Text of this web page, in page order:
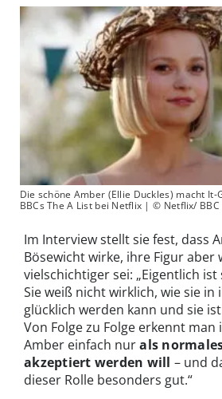
Die schöne Amber (Ellie Duckles) macht
BBCs The A List bei Netflix | © Netflix/ BBC
Im Interview stellt sie fest, dass
Bösewicht wirke, ihre Figur aber
vielschichtiger sei: „Eigentlich ist
Sie weiß nicht wirklich, wie sie in
glücklich werden kann und sie
Von Folge zu Folge erkennt
Amber einfach nurals
akzeptiert werden will – und
dieser Rolle besonders gut.“